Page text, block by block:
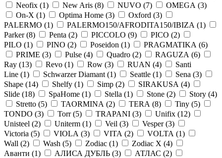
Neofix (1) New Aris (8) NUVO (7) OMEGA (3)
On-X (1) Optima Home (3) Oxford (3)
PALERMO (1) PALERMO150/AFRODITA150/IBIZA (1)
Parker (8) Penta (2) PICCOLO (9) PICO (2)
PILO (1) PINO (2) Poseidon (1) PRAGMATIKA (6)
PRIME (3) Pulse (4) Quadro (2) RAGUZA (6)
Ray (13) Revo (1) Row (3) RUAN (4)
Santi
Line (1) Schwarzer Diamant (1) Seattle (1) Sena (3)
Shape (14) Shelfy (1) Simp (2) SIRAKUSA (4)
Slide (18) SpaHome (1) Stella (1) Stone (2) Story (4)
Stretto (5) TAORMINA (2) TERA (8) Tiny (5)
TONDO (3) Torr (5) TRAPANI (3) Unifix (12)
Unisteel (2) Uniterm (1) Veil (3) Vesper (3)
Victoria (5) VIOLA (3) VITA (2) VOLTA (1)
Wall (2) Wash (5) Zodiac (1) Zodiac X (4)
Аванти (1) АЛИСА ДУБЛЬ (3) АТЛАС (2)